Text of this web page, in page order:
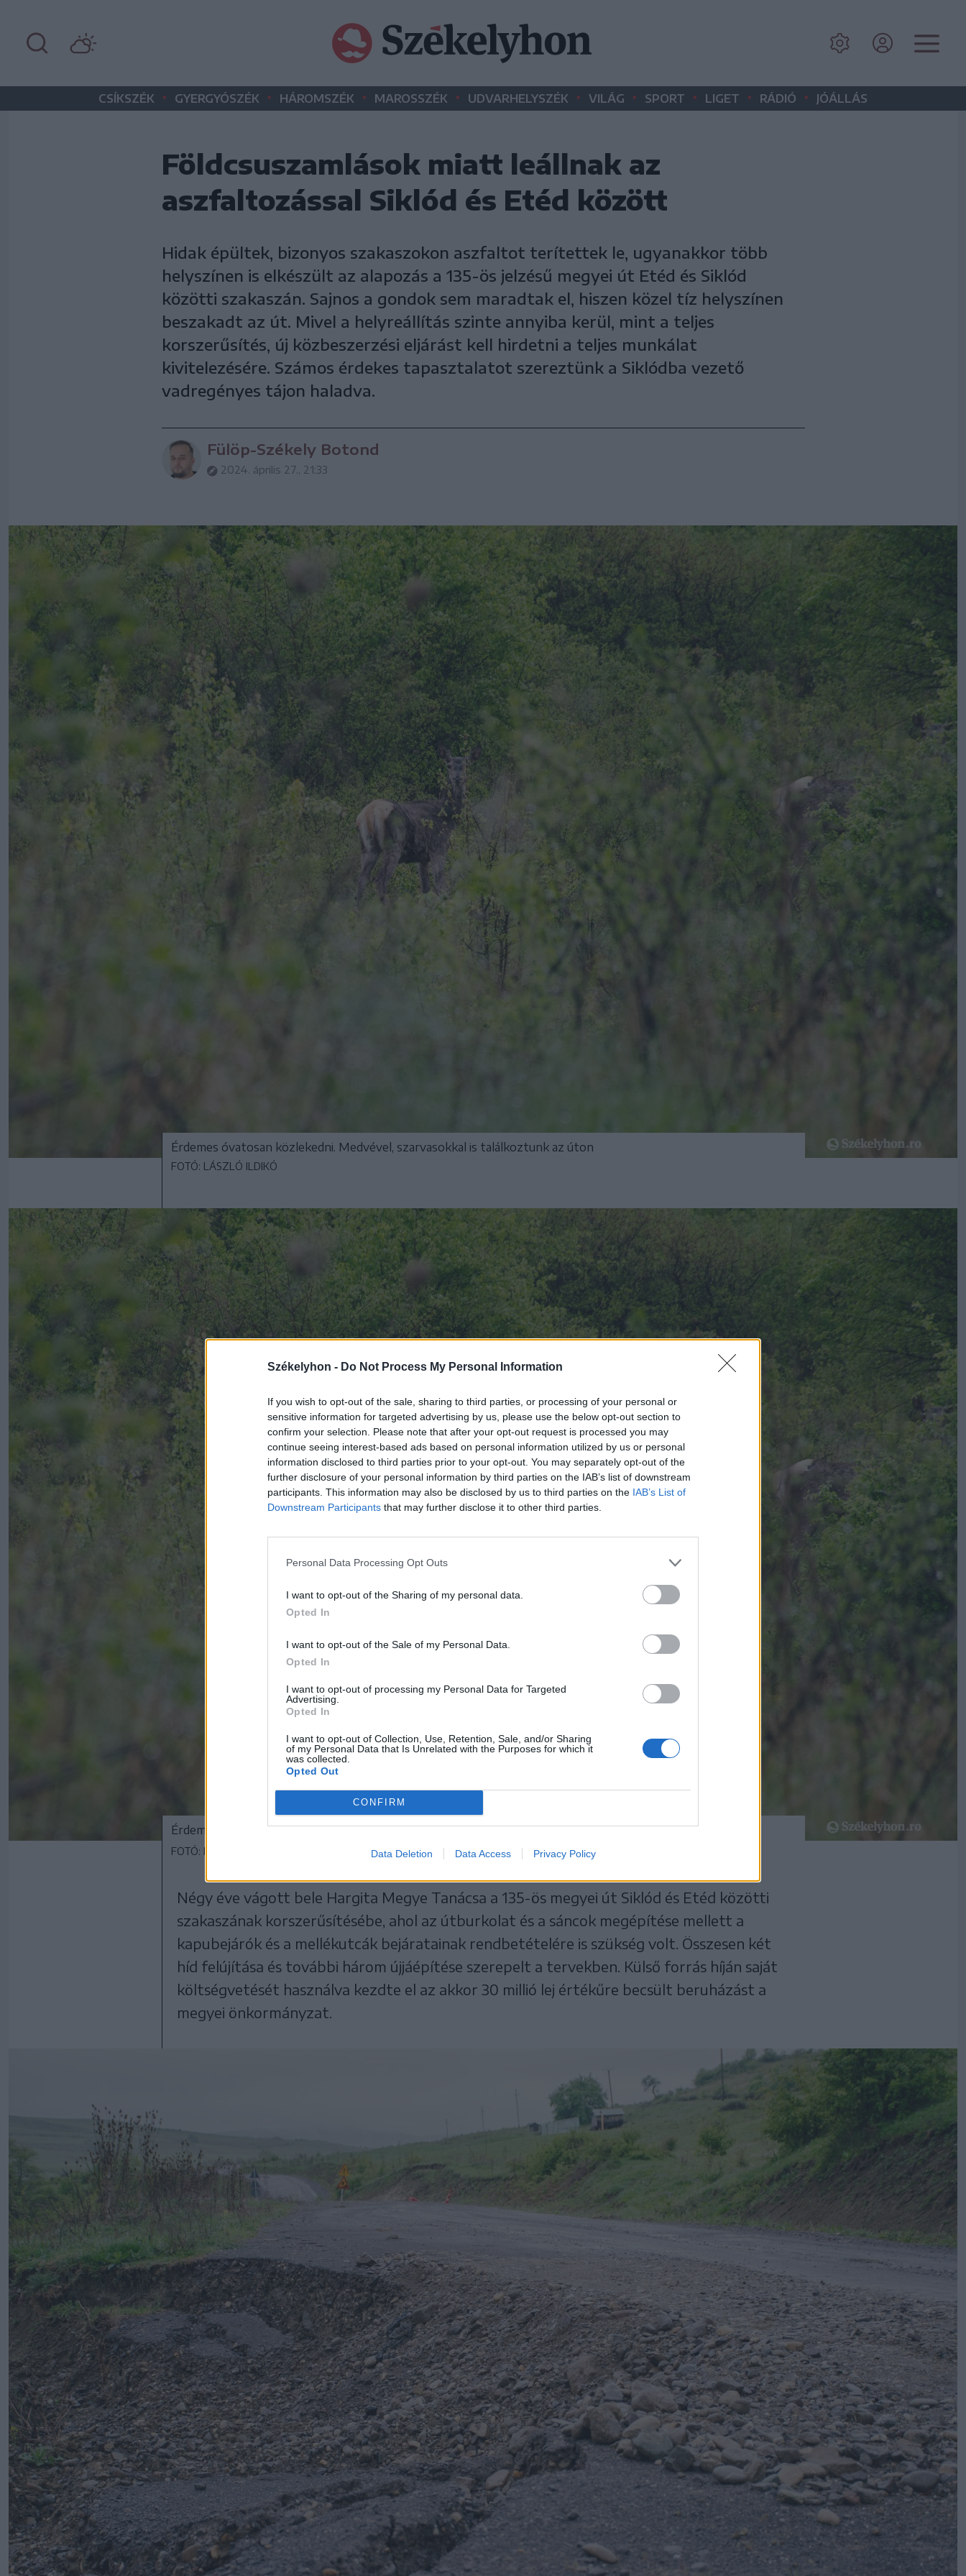
Székelyhon - Do Not Process My Personal Information
If you wish to opt-out of the sale, sharing to third parties, or processing of your personal or
sensitive information for targeted advertising by us, please use the below opt-out section to
confirm your selection. Please note that after your opt-out request is processed you may
continue seeing interest-based ads based on personal information utilized by us or personal
information disclosed to third parties prior to your opt-out. You may separately opt-out of the
further disclosure of your personal information by third parties on the IAB’s list of downstream
participants. This information may also be disclosed by us to third parties on the IAB’s List of
Downstream Participants that may further disclose it to other third parties.
Personal Data Processing Opt Outs
I want to opt-out of the Sharing of my personal data.
Opted In
I want to opt-out of the Sale of my Personal Data.
Opted In
I want to opt-out of processing my Personal Data for Targeted
Advertising.
Opted In
I want to opt-out of Collection, Use, Retention, Sale, and/or Sharing
of my Personal Data that Is Unrelated with the Purposes for which it
was collected.
Opted Out
CONFIRM
Data Deletion Data Access Privacy Policy
CSÍKSZÉK • GYERGYÓSZÉK • HÁROMSZÉK • MAROSSZÉK • UDVARHELYSZÉK • VILÁG • SPORT • LIGET • RÁDIÓ • JÓÁLLÁS
Földcsuszamlások miatt leállnak az
aszfaltozással Siklód és Etéd között
Hidak épültek, bizonyos szakaszokon aszfaltot terítettek le, ugyanakkor több
helyszínen is elkészült az alapozás a 135-ös jelzésű megyei út Etéd és Siklód
közötti szakaszán. Sajnos a gondok sem maradtak el, hiszen közel tíz helyszínen
beszakadt az út. Mivel a helyreállítás szinte annyiba kerül, mint a teljes
korszerűsítés, új közbeszerzési eljárást kell hirdetni a teljes munkálat
kivitelezésére. Számos érdekes tapasztalatot szereztünk a Siklódba vezető
vadregényes tájon haladva.
Fülöp-Székely Botond
2024. április 27., 21:33
Érdemes óvatosan közlekedni. Medvével, szarvasokkal is találkoztunk az úton
FOTÓ: LÁSZLÓ ILDIKÓ
Érdemes óvatosan közlekedni. Medvével, szarvasokkal is találkoztunk az úton
FOTÓ: LÁSZLÓ ILDIKÓ
Négy éve vágott bele Hargita Megye Tanácsa a 135-ös megyei út Siklód és Etéd közötti
szakaszának korszerűsítésébe, ahol az útburkolat és a sáncok megépítése mellett a
kapubejárók és a mellékutcák bejáratainak rendbetételére is szükség volt. Összesen két
híd felújítása és további három újjáépítése szerepelt a tervekben. Külső forrás híján saját
költségvetését használva kezdte el az akkor 30 millió lej értékűre becsült beruházást a
megyei önkormányzat.